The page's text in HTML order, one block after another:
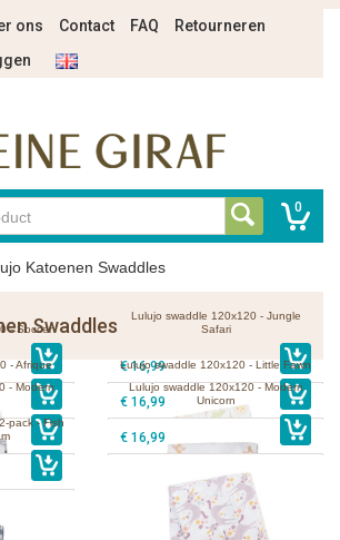
ons Contact FAQ
Retourneren
0
Katoenen Swaddles
Swaddles
- Soccer
Lulujo swaddle 120x120 - Jungle
Safari
€ 16,99
- Afrique Lulujo swaddle 120x120 - Little Fawn
€ 16,99
- Modern
Lulujo swaddle 120x120 - Modern
Unicorn
€ 16,99
pack - Fish